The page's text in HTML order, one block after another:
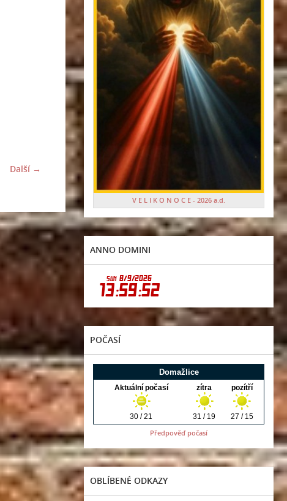
Další →
V E L I K O N O C E - 2026 a.d.
ANNO DOMINI
POČASÍ
Předpověď počasí
OBLÍBENÉ ODKAZY